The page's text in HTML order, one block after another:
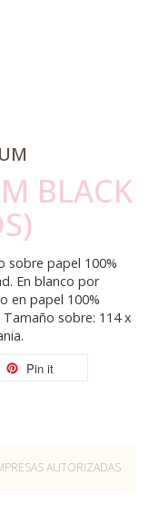
BLACK
sobre papel 100%
En blanco por
en papel 100%
sobre: 114 x
Pin it
AUTORIZADAS